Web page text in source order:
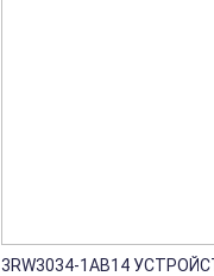
3RW3034-1AB14